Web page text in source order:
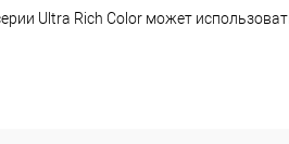
Ultra Rich Color может